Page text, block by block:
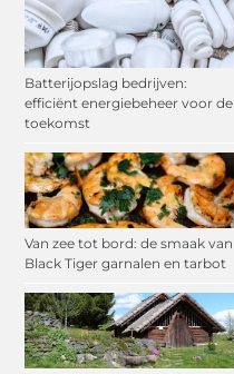
Batterijopslag bedrijven:
efficiënt energiebeheer voor de
toekomst
Van zee tot bord: de smaak van
Black Tiger garnalen en tarbot